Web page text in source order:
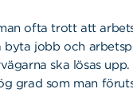
ofta trott att
byta jobb och
ska lösas
grad som man